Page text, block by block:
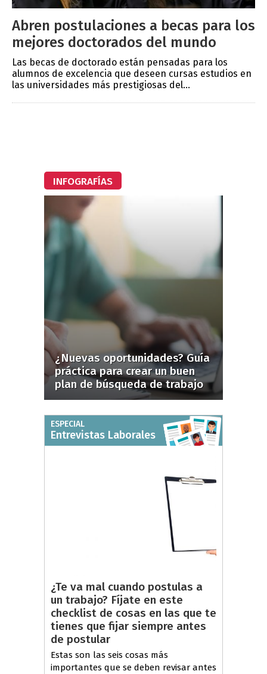
Abren postulaciones a becas para los
mejores doctorados del mundo
Las becas de doctorado están pensadas para los
alumnos de excelencia que deseen cursas estudios en
las universidades más prestigiosas del...
INFOGRAFÍAS
¿Nuevas oportunidades? Guía
práctica para crear un buen
plan de búsqueda de trabajo
ESPECIAL
Entrevistas Laborales
¿Te va mal cuando postulas a
un trabajo? Fíjate en este
checklist de cosas en las que te
tienes que fijar siempre antes
de postular
Estas son las seis cosas más
importantes que se deben revisar antes